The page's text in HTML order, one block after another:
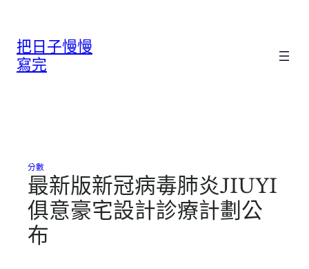
把日子慢慢
寫完
分數
最新版新冠病毒肺炎JIUYI
俱意豪宅設計診療計劃公
布